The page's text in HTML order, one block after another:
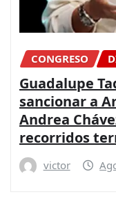
CONGRESO
Guadalupe
sancionar a
Andrea
recorridos
victor